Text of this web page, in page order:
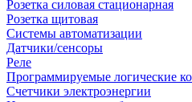
Розетка силовая стационарная
Розетка щитовая
Системы автоматизации
Датчики/сенсоры
Реле
Программируемые логические
Счетчики электроэнергии